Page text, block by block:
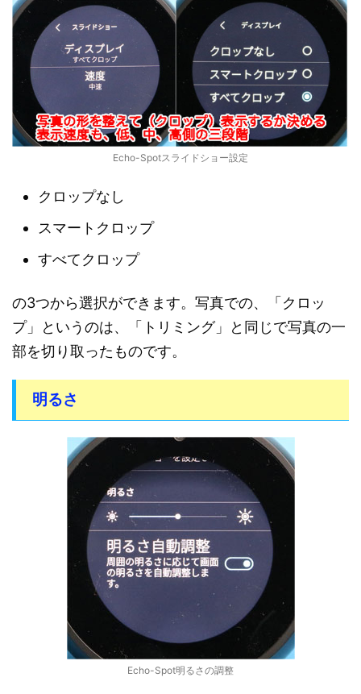
Echo-Spotスライドショー設定
クロップなし
スマートクロップ
すべてクロップ
の3つから選択ができます。写真での、「クロッ
プ」というのは、「トリミング」と同じで写真の一
部を切り取ったものです。
明るさ
Echo-Spot明るさの調整